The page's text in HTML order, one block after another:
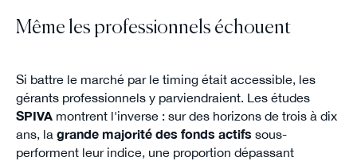
Même les professionnels échouent
Si battre le marché par le timing était accessible, les
gérants professionnels y parviendraient. Les études
SPIVAmontrent l'inverse : sur des horizons de trois à dix
ans, la grande majorité des fonds actifs sous-
performent leur indice, une proportion dépassant